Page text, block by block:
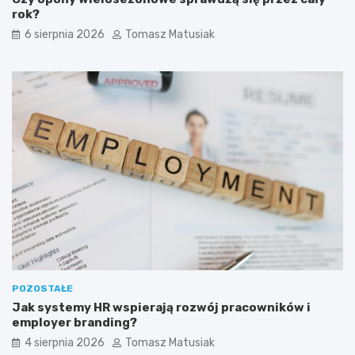
w
r
o
e
?
i
?
rok?
6 sierpnia 2026 Tomasz Matusiak
POZOSTAŁE
Jak systemy HR wspierają rozwój pracowników i
employer branding?
4 sierpnia 2026 Tomasz Matusiak